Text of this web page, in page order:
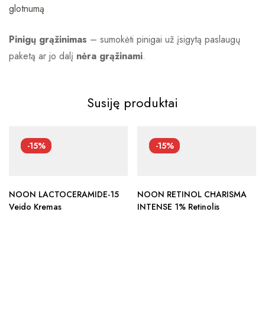
glotnumą
Pinigų grąžinimas – sumokėti pinigai už įsigytą paslaugų
paketą ar jo dalį nėra grąžinami.
Susiję produktai
-15%
NOON LACTOCERAMIDE-15
Veido Kremas
-15%
NOON RETINOL CHARISMA
INTENSE 1% Retinolis